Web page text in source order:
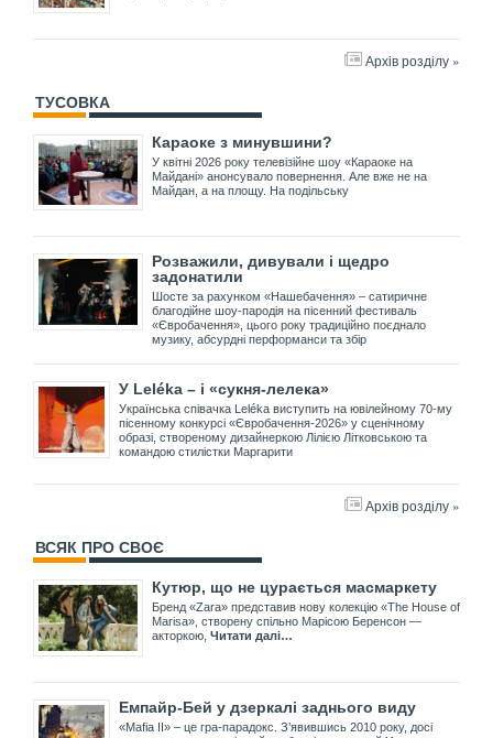
Архів розділу »
ТУСОВКА
Караоке з минувшини?
У квітні 2026 року телевізійне шоу «Караоке на
Майдані» анонсувало повернення. Але вже не на
Майдан, а на площу. На подільську
Розважили, дивували і щедро
задонатили
Шосте за рахунком «Нашебачення» – сатиричне
благодійне шоу-пародія на пісенний фестиваль
«Євробачення», цього року традиційно поєднало
музику, абсурдні перформанси та збір
У Leléka – і «сукня-лелека»
Українська співачка Leléka виступить на ювілейному 70-му
пісенному конкурсі «Євробачення-2026» у сценічному
образі, створеному дизайнеркою Лілією Літковською та
командою стилістки Маргарити
Архів розділу »
ВСЯК ПРО СВОЄ
Кутюр, що не цурається масмаркету
Бренд «Zara» представив нову колекцію «The House of
Marisa», створену спільно Марісою Беренсон —
акторкою, Читати далі…
Емпайр-Бей у дзеркалі заднього виду
«Mafia II» – це гра-парадокс. З’явившись 2010 року, досі